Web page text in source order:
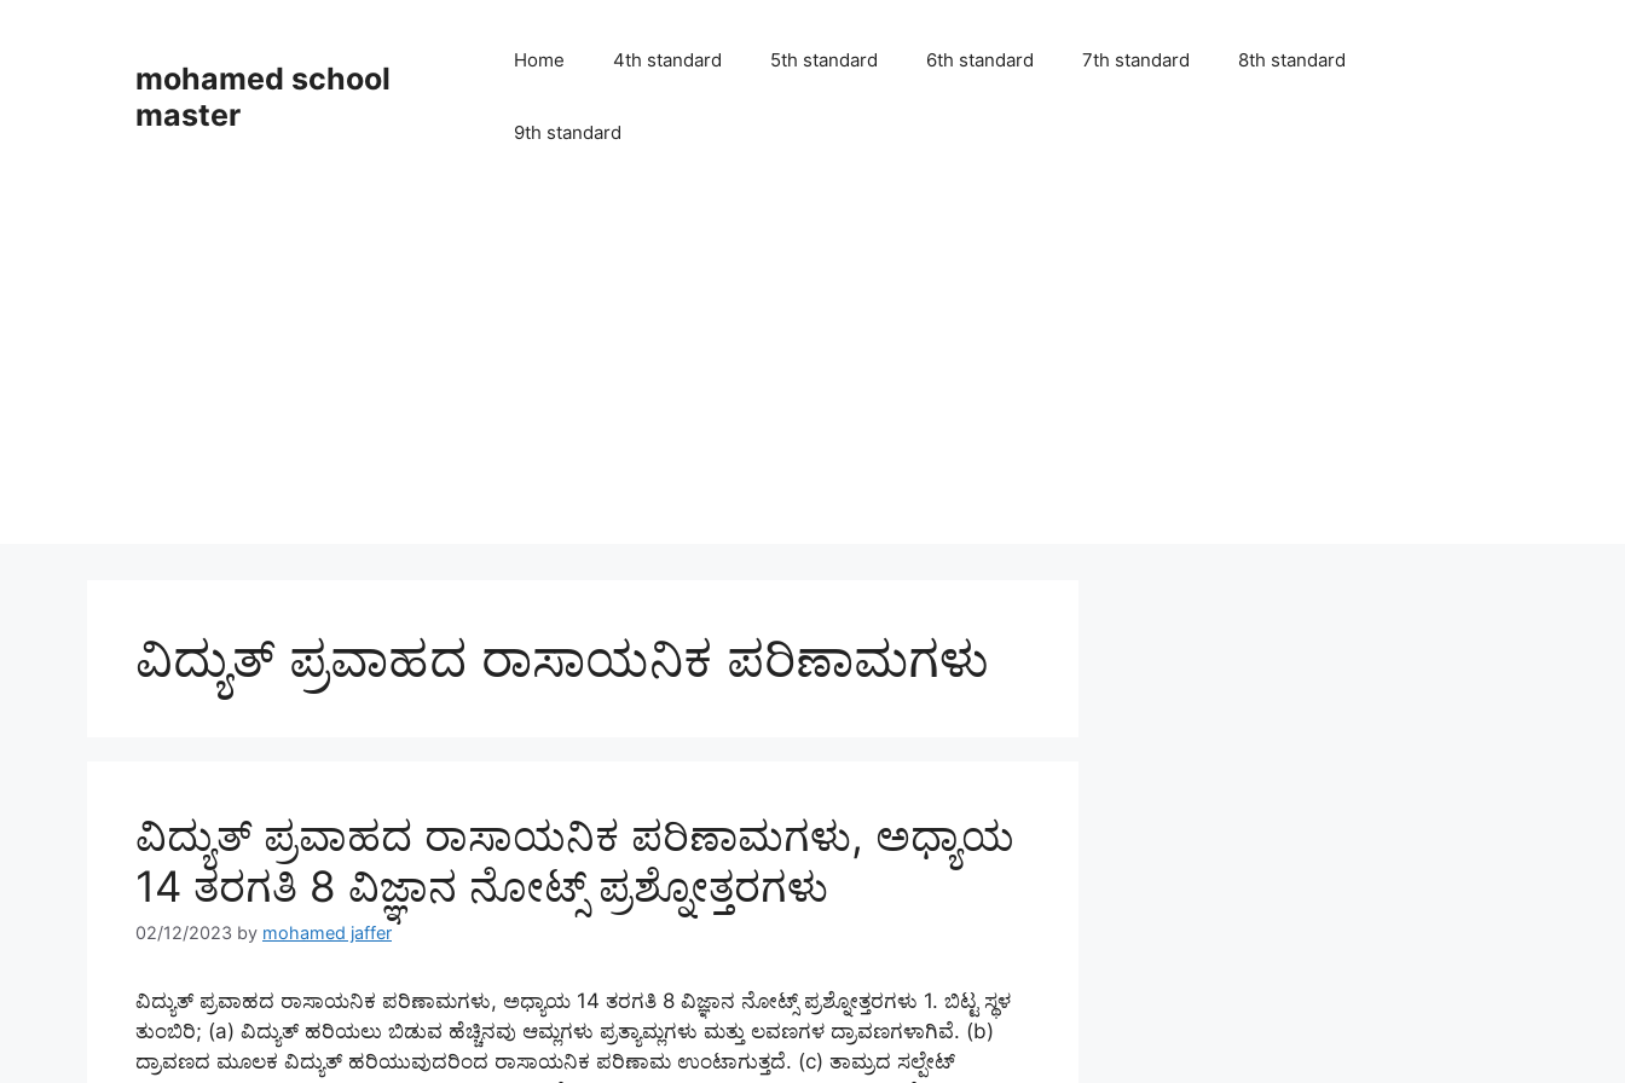
mohamed school
master
Home 4th standard 5th standard 6th standard 7th standard 8th standard
9th standard
ವಿದ್ಯುತ್ ಪ್ರವಾಹದ ರಾಸಾಯನಿಕ ಪರಿಣಾಮಗಳು
ವಿದ್ಯುತ್ ಪ್ರವಾಹದ ರಾಸಾಯನಿಕ ಪರಿಣಾಮಗಳು, ಅಧ್ಯಾಯ
14 ತರಗತಿ 8 ವಿಜ್ಞಾನ ನೋಟ್ಸ್ ಪ್ರಶ್ನೋತ್ತರಗಳು
02/12/2023 by mohamed jaffer
ವಿದ್ಯುತ್ ಪ್ರವಾಹದ ರಾಸಾಯನಿಕ ಪರಿಣಾಮಗಳು, ಅಧ್ಯಾಯ 14 ತರಗತಿ 8 ವಿಜ್ಞಾನ ನೋಟ್ಸ್ ಪ್ರಶ್ನೋತ್ತರಗಳು 1. ಬಿಟ್ಟ ಸ್ಥಳ
ತುಂಬಿರಿ; (a) ವಿದ್ಯುತ್‌ ಹರಿಯಲು ಬಿಡುವ ಹೆಚ್ಚಿನವು ಆಮ್ಲಗಳು ಪ್ರತ್ಯಾಮ್ಲಗಳು ಮತ್ತು ಲವಣಗಳ ದ್ರಾವಣಗಳಾಗಿವೆ. (b)
ದ್ರಾವಣದ ಮೂಲಕ ವಿದ್ಯುತ್ ಹರಿಯುವುದರಿಂದ ರಾಸಾಯನಿಕ ಪರಿಣಾಮ ಉಂಟಾಗುತ್ತದೆ. (c) ತಾಮ್ರದ ಸಲ್ಪೇಟ್